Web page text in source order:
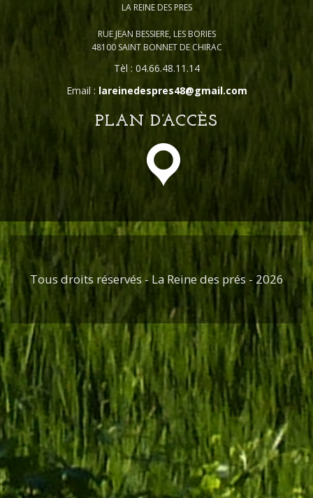
LA REINE DES PRES
RUE JEAN BESSIERE, LES BORIES
48100 SAINT BONNET DE CHIRAC
Tèl : 04.66.48.11.14
Email : lareinedespres48@gmail.com
PLAN D’ACCÈS
Tous droits réservés - La Reine des prés - 2026